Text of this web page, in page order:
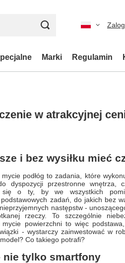
Marki Regulamin
w atrakcyjnej
i bez wysiłku mieć
podłóg to zadania, które
dyspozycji przestronne wnętrza,
się o ty, by we wszystkich
zadań, do jakich bez
następstw -
rzeczy. To szczególnie
mycie powierzchni to więc
- wystarczy zainwestować w
Co takiego potrafi?
nie tylko smartfony